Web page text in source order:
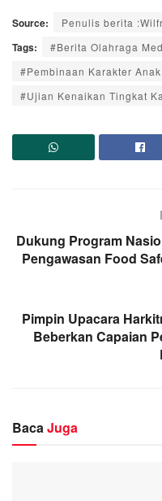
Source: Penulis berita
Tags: #Berita Olahraga
#Pembinaan Karakter Anak
#Ujian Kenaikan Tingkat
Dukung Program
Pengawasan Food
Pimpin Upacara
Beberkan Capaian
BacaJuga